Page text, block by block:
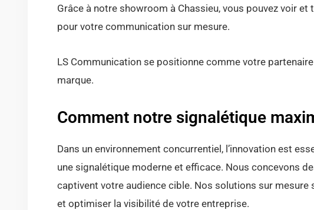
Grâce à notre showroom à Chassieu, vous pouvez voir
pour votre communication sur mesure.
LS Communication se positionne comme votre
marque.
Comment notre signalétique
Dans un environnement concurrentiel, l’innovation est
une signalétique moderne et efficace. Nous concevons
captivent votre audience cible. Nos solutions sur mesure
et optimiser la visibilité de votre entreprise.